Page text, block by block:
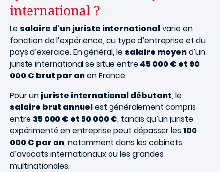
international ?
Le salaire d’un juriste internationalvarie en
fonction de l’expérience, du type d’entreprise et du
pays d’exercice. En général, le salaire moyend’un
juriste international se situe entre 45 000 € et 90
000 € brut par anen France.
Pour un juriste international débutant, le
salaire brut annuelest généralement compris
entre 35 000 € et 50 000 €, tandis qu’un juriste
expérimenté en entreprise peut dépasser les100
000 € par an, notamment dans les cabinets
d’avocats internationaux ou les grandes
multinationales.